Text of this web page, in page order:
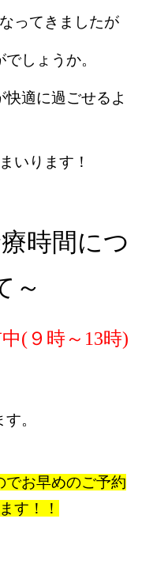
ってきましたが
しょうか。
適に過ごせるよ
いります！
時間につ
～
(９時～13時)
。
でお早めのご予約
す！！